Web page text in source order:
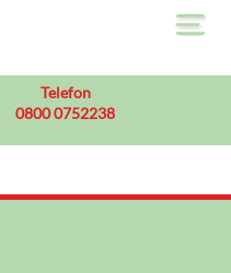
Telefon
0800 0752238